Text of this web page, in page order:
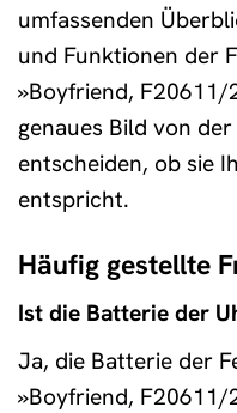
umfassenden
und Funktionen der
»Boyfriend, F20611/
genaues Bild von
entscheiden, ob sie
entspricht.
Häufig gestellte
Ist die Batterie der
Ja, die Batterie der
»Boyfriend, F20611/